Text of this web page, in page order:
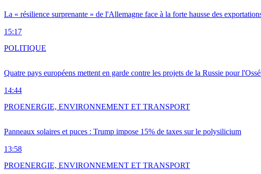
La « résilience surprenante » de l'Allemagne face à la forte hausse des
15:17
Quatre pays européens mettent en garde contre les projets de la Russie pour
14:44
POLITIQUE
Panneaux solaires et puces : Trump impose 15% de taxes sur le polysilicium
13:58
PROENERGIE, ENVIRONNEMENT ET TRANSPORT
PROENERGIE, ENVIRONNEMENT ET TRANSPORT